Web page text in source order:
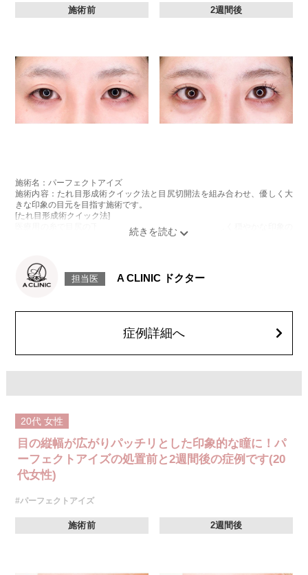
施術前 2週間後
施術名：パーフェクトアイズ
施術内容：たれ目形成術クイック法と目尻切開法を組み合わせ、優しく大
きな印象の目元を目指す施術です。
[たれ目形成術クイック法]
医療用の糸で目尻の下側を軽く引き下げることで、優しく穏やかな印象の
なり、目の横幅を大きく見せる施術です。
施術時間：約30分程
後一時的に生じることがございます。また、稀に細菌感染症、左右差、後
戻り、目尻のラインに段差が生じる、睫毛が切れたり抜ける、結膜腫脹な
どが生じることがございます。
オプション：笑気麻酔 3,300円(税込)
担当医 A CLINIC ドクター
症例詳細へ
20代 女性
目の縦幅が広がりパッチリとした印象的な瞳に！パ
ーフェクトアイズの処置前と2週間後の症例です(20
代女性)
#パーフェクトアイズ
施術前 2週間後